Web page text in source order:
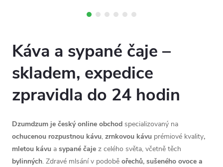
květinovou chutí a nízkým...
Káva a sypané čaje –
skladem, expedice
zpravidla do 24 hodin
Dzumdzum je český online obchod specializovaný na
ochucenou rozpustnou kávu, zrnkovou kávu prémiové kvality,
mletou kávu a sypané čaje z celého světa, včetně těch
bylinných. Zdravé mlsání v podobě ořechů, sušeného ovoce a